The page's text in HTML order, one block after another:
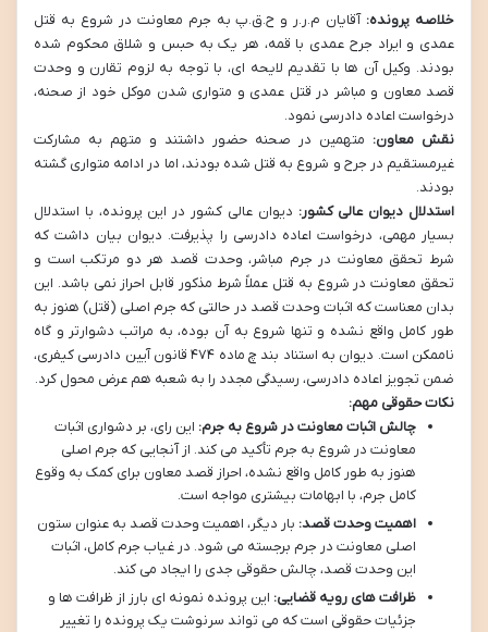
خلاصه پرونده: آقایان م.ر.ر و ح.ق.پ به جرم معاونت در شروع به قتل
عمدی و ایراد جرح عمدی با قمه، هر یک به حبس و شلاق محکوم شده
بودند. وکیل آن ها با تقدیم لایحه ای، با توجه به لزوم تقارن و وحدت
قصد معاون و مباشر در قتل عمدی و متواری شدن موکل خود از صحنه،
درخواست اعاده دادرسی نمود.
نقش معاون: متهمین در صحنه حضور داشتند و متهم به مشارکت
غیرمستقیم در جرح و شروع به قتل شده بودند، اما در ادامه متواری گشته
بودند.
استدلال دیوان عالی کشور: دیوان عالی کشور در این پرونده، با استدلال
بسیار مهمی، درخواست اعاده دادرسی را پذیرفت. دیوان بیان داشت که
شرط تحقق معاونت در جرم مباشر، وحدت قصد هر دو مرتکب است و
تحقق معاونت در شروع به قتل عملاً شرط مذکور قابل احراز نمی باشد. این
بدان معناست که اثبات وحدت قصد در حالتی که جرم اصلی (قتل) هنوز به
طور کامل واقع نشده و تنها شروع به آن بوده، به مراتب دشوارتر و گاه
ناممکن است. دیوان به استناد بند چ ماده ۴۷۴ قانون آیین دادرسی کیفری،
ضمن تجویز اعاده دادرسی، رسیدگی مجدد را به شعبه هم عرض محول کرد.
نکات حقوقی مهم:
چالش اثبات معاونت در شروع به جرم: این رای، بر دشواری اثبات
معاونت در شروع به جرم تأکید می کند. از آنجایی که جرم اصلی
هنوز به طور کامل واقع نشده، احراز قصد معاون برای کمک به وقوع
کامل جرم، با ابهامات بیشتری مواجه است.
اهمیت وحدت قصد: بار دیگر، اهمیت وحدت قصد به عنوان ستون
اصلی معاونت در جرم برجسته می شود. در غیاب جرم کامل، اثبات
این وحدت قصد، چالش حقوقی جدی را ایجاد می کند.
ظرافت های رویه قضایی: این پرونده نمونه ای بارز از ظرافت ها و
جزئیات حقوقی است که می تواند سرنوشت یک پرونده را تغییر